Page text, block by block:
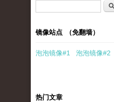
搜索
镜像站点 （免翻墙）
泡泡镜像#1 泡泡镜像#2
热门文章